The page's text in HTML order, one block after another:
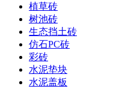
植草砖
树池砖
生态挡土砖
仿石PC砖
彩砖
水泥垫块
水泥盖板